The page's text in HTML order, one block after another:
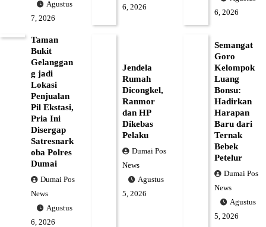
Agustus
7, 2026
6, 2026
6, 2026
Taman
Bukit
Gelanggan
g jadi
Lokasi
Penjualan
Pil Ekstasi,
Pria Ini
Disergap
Satresnark
oba Polres
Dumai
Dumai Pos
News
Agustus
6, 2026
Jendela
Rumah
Dicongkel,
Ranmor
dan HP
Dikebas
Pelaku
Dumai Pos
News
Agustus
5, 2026
Semangat
Goro
Kelompok
Luang
Bonsu:
Hadirkan
Harapan
Baru dari
Ternak
Bebek
Petelur
Dumai Pos
News
Agustus
5, 2026